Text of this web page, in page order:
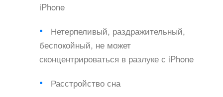
iPhone
Нетерпеливый, раздражительный,
беспокойный, не может
сконцентрироваться в разлуке с iPhone
Расстройство сна